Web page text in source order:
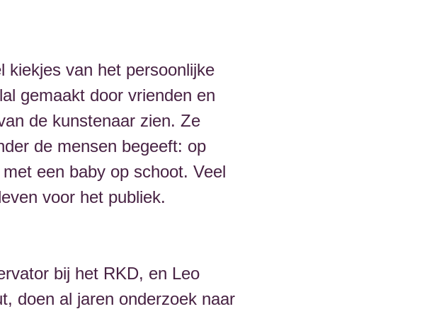
kiekjes van het persoonlijke
gemaakt door vrienden en
de kunstenaar zien. Ze
de mensen begeeft: op
een baby op schoot. Veel
voor het publiek.
bij het RKD, en Leo
doen al jaren onderzoek naar